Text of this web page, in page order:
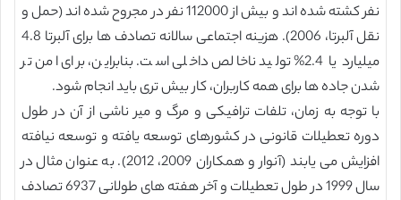
نفر کشته شده اند و بیش از 112000 نفر در مجروح شده اند (حمل و
نقل آلبرتا، 2006). هزینه اجتماعی سالانه تصادف ها برای آلبرتا 4.8
میلیارد یا 2.4% تولید ناخالص داخلی است. بنابراین، برای امن تر
شدن جاده ها برای همه کاربران، کار بیش تری باید انجام شود.
با توجه به زمان، تلفات ترافیکی و مرگ و میر ناشی از آن در طول
دوره تعطیلات قانونی در کشورهای توسعه یافته و توسعه نیافته
افزایش می یابند (آنوار و همکاران 2009، 2012). به عنوان مثال در
سال 1999 در طول تعطیلات و آخر هفته های طولانی 6937 تصادف